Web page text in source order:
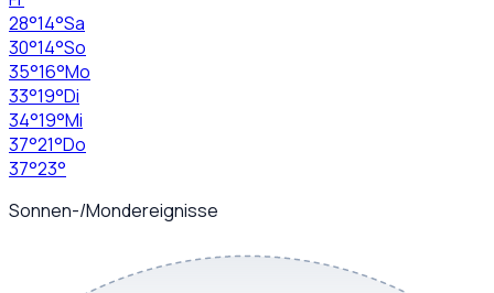
28°14°Sa
30°14°So
35°16°Mo
33°19°Di
34°19°Mi
37°21°Do
37°23°
Sonnen-/Mondereignisse